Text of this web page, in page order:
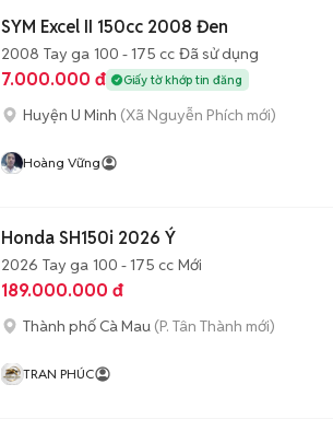
SYM Excel II 150cc 2008 Đen
2008 Tay ga 100 - 175 cc Đã sử dụng
7.000.000 đ Giấy tờ khớp tin đăng
Huyện U Minh (Xã Nguyễn Phích mới)
Hoàng Vững
Honda SH150i 2026 Ý
2026 Tay ga 100 - 175 cc Mới
189.000.000 đ
Thành phố Cà Mau (P. Tân Thành mới)
TRAN PHÚC